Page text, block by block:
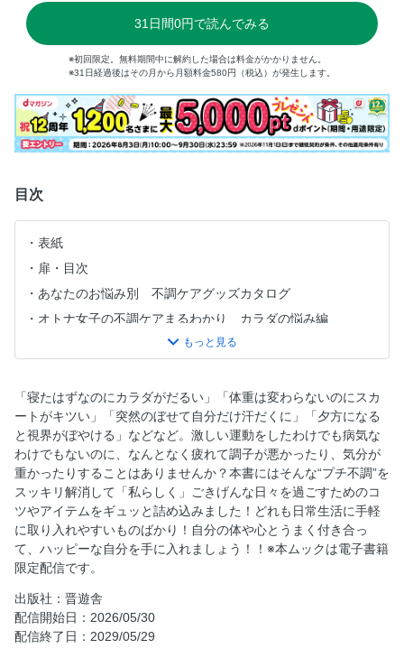
31 日間0円で読んでみる
※初回限定。無料期間中に解約した場合は料金がかかりません。
※31日経過後はその月から月額料金580円（税込）が発生します。
目次
表紙
扉・目次
あなたのお悩み別 不調ケアグッズカタログ
オトナ女子の不調ケアまるわかり カラダの悩み編
オトナ女子の不調ケアまるわかり エイジングの悩み編
「寝たはずなのにカラダがだるい」「体重は変わらないのにスカ
ートがキツい」「突然のぼせて自分だけ汗だくに」「夕方になる
と視界がぼやける」などなど。激しい運動をしたわけでも病気な
わけでもないのに、なんとなく疲れて調子が悪かったり、気分が
重かったりすることはありませんか？本書にはそんな“プチ不調”を
スッキリ解消して「私らしく」ごきげんな日々を過ごすためのコ
ツやアイテムをギュッと詰め込みました！どれも日常生活に手軽
に取り入れやすいものばかり！自分の体や心とうまく付き合っ
て、ハッピーな自分を手に入れましょう！！※本ムックは電子書籍
限定配信です。
出版社：晋遊舎
配信開始日：2026/05/30
配信終了日：2029/05/29